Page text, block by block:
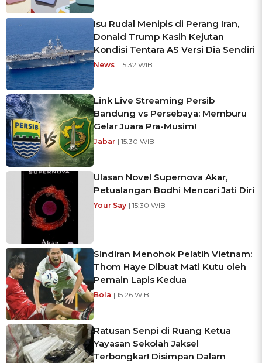
Isu Rudal Menipis di Perang Iran,
Donald Trump Kasih Kejutan
Kondisi Tentara AS Versi Dia Sendiri
News | 15:32 WIB
Link Live Streaming Persib
Bandung vs Persebaya: Memburu
Gelar Juara Pra-Musim!
Jabar | 15:30 WIB
Ulasan Novel Supernova Akar,
Petualangan Bodhi Mencari Jati Diri
Your Say | 15:30 WIB
Sindiran Menohok Pelatih Vietnam:
Thom Haye Dibuat Mati Kutu oleh
Pemain Lapis Kedua
Bola | 15:26 WIB
Ratusan Senpi di Ruang Ketua
Yayasan Sekolah Jaksel
Terbongkar! Disimpan Dalam